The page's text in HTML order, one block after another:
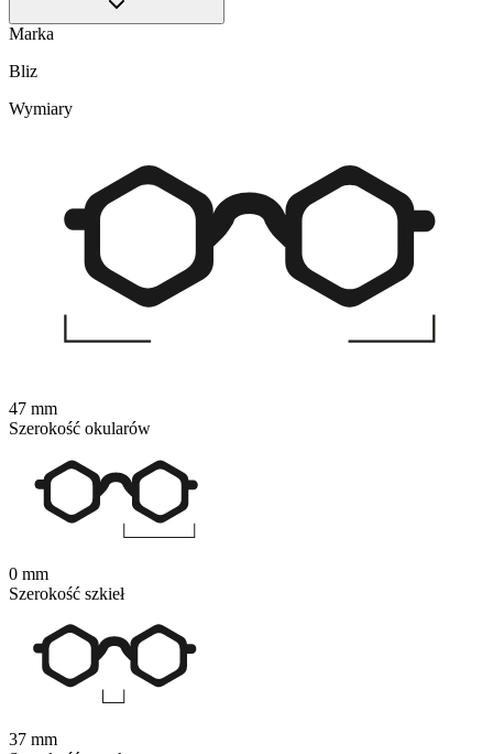
Marka
Bliz
Wymiary
47 mm
Szerokość okularów
0 mm
Szerokość szkieł
37 mm